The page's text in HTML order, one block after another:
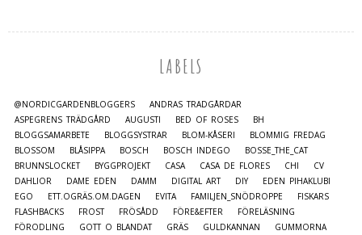
LABELS
@NORDICGARDENBLOGGERS
ANDRAS TRÄDGÅRDAR
ASPEGRENS TRÄDGÅRD
AUGUSTI BED OF ROSES
BH
BLOGGSAMARBETE
BLOGGSYSTRAR BLOM-KÅSERI
BLOMMIG FREDAG
BLOSSOM
BLÅSIPPA BOSCH BOSCH INDEGO
BOSSE_THE_CAT
BRUNNSLOCKET
BYGGPROJEKT CASA CASA DE FLORES CHI
CV
DAHLIOR
DAME EDEN DAMM DIGITAL ART DIY
EDEN PIHAKLUBI
EGO
ETT.OGRÄS.OM.DAGEN EVITA FAMILJEN_SNÖDROPPE
FISKARS
FLASHBACKS
FROST FRÖSÅDD FÖRE&EFTER
FÖRELÄSNING
FÖRODLING
GOTT O BLANDAT GRÄS GULDKANNAN
GUMMORNA